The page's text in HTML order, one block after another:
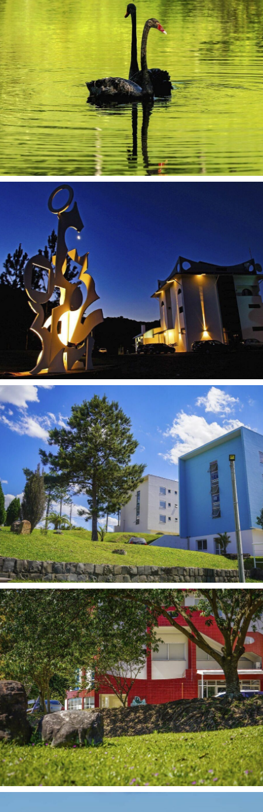
Conheça a estrutura de uma das melhores faculdades do Brasil! 2:00
" Nós temos que Viver a Ontopsicologia" - Juliana - Aluna do Curso Bacharelado em Ontopsicologia. 0:53
"A AMF é um lugar que me inspira e traz motivação" - Jonas - Aluno de Sistemas de Informação AMF 1:23
Institucional AMF 2021 - O saber e fazer que mudam a tua vida. 6:08
VESTIBULAR DE INVERNO AMF 1:33
AMF e UNITAR
12:07
AMF 10 anos | Antonio Meneghetti Faculdade 22:58
Nexo Ontológico - Definição da Ciência Ontopsicológica 6:20
Institucional AMF 2016 6:31